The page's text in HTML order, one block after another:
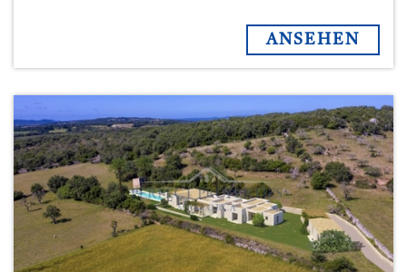
ANSEHEN